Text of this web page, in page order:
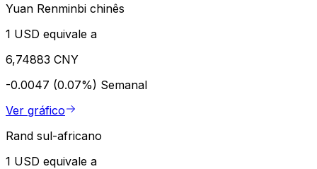
Yuan Renminbi chinês
1 USD equivale a
6,74883 CNY
-0.0047 (0.07%) Semanal
Ver gráfico
Rand sul-africano
1 USD equivale a